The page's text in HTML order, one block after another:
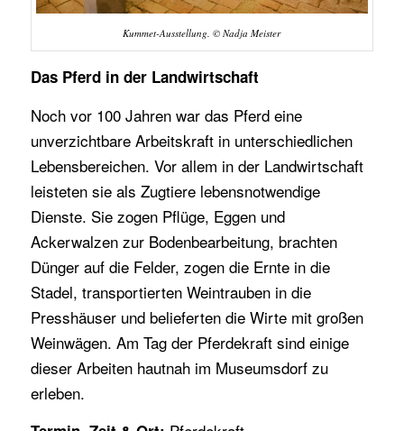
Kummet-Ausstellung. © Nadja Meister
Das Pferd in der Landwirtschaft
Noch vor 100 Jahren war das Pferd eine
unverzichtbare Arbeitskraft in unterschiedlichen
Lebensbereichen. Vor allem in der Landwirtschaft
leisteten sie als Zugtiere lebensnotwendige
Dienste. Sie zogen Pflüge, Eggen und
Ackerwalzen zur Bodenbearbeitung, brachten
Dünger auf die Felder, zogen die Ernte in die
Stadel, transportierten Weintrauben in die
Presshäuser und belieferten die Wirte mit großen
Weinwägen. Am Tag der Pferdekraft sind einige
dieser Arbeiten hautnah im Museumsdorf zu
erleben.